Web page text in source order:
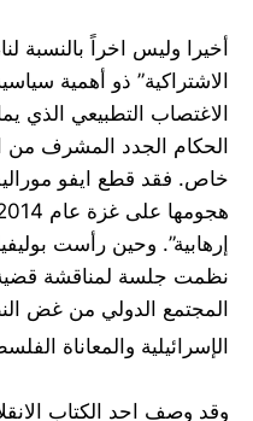
أخيرا وليس اخراً بالنسبة
الاشتراكية” ذو أهمية
الاغتصاب التطبيعي الذي
الحكام الجدد المشرف من
خاص. فقد قطع ايفو
نظمت جلسة لمناقشة
المجتمع الدولي من غض
الإسرائيلية والمعاناة
وقد وصف احد الكتاب